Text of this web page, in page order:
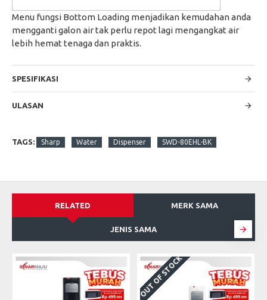
Menu fungsi Bottom Loading menjadikan kemudahan anda
mengganti galon air tak perlu repot lagi mengangkat air
lebih hemat tenaga dan praktis.
SPESIFIKASI
ULASAN
TAGS: Sharp Water Dispenser SWD-80EHL-BK
RELATED MERK SAMA
JENIS SAMA
OUT OF STOCK